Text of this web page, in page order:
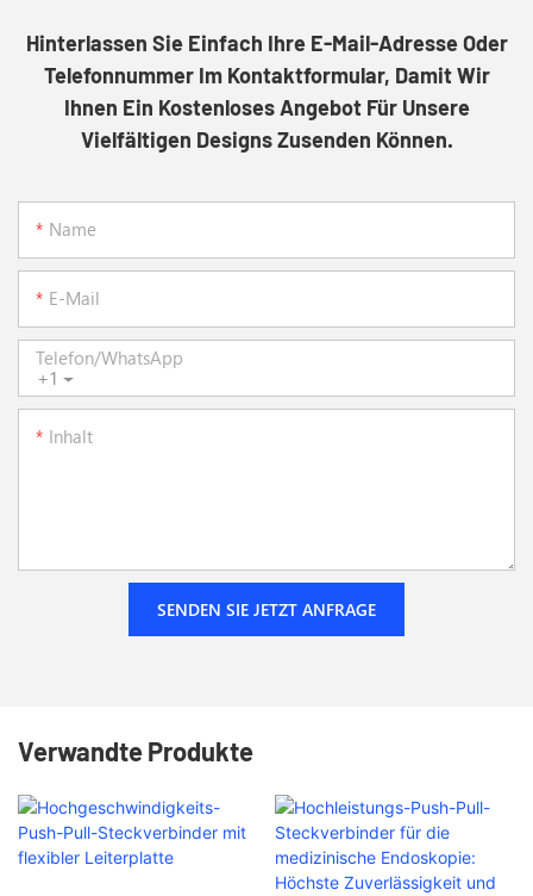
Hinterlassen Sie Einfach Ihre E-Mail-Adresse Oder
Telefonnummer Im Kontaktformular, Damit Wir
Ihnen Ein Kostenloses Angebot Für Unsere
Vielfältigen Designs Zusenden Können.
Name
E-Mail
+1
Telefon/WhatsApp
Inhalt
SENDEN SIE JETZT ANFRAGE
Verwandte Produkte